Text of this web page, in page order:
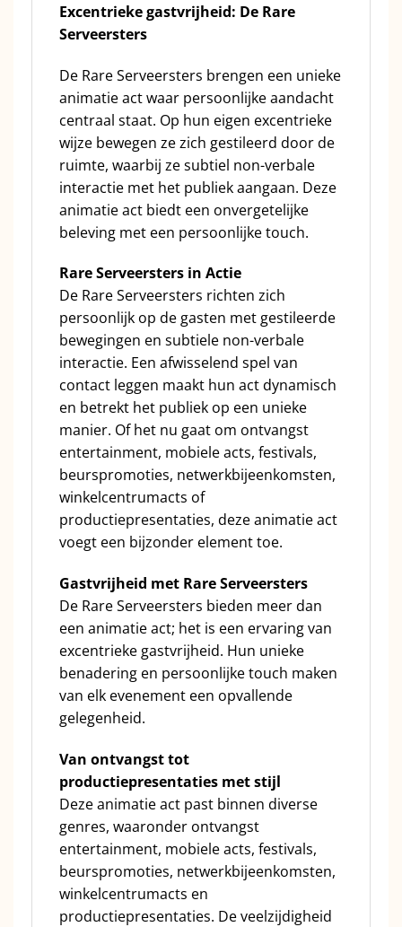
Excentrieke gastvrijheid: De Rare
Serveersters
De Rare Serveersters brengen een unieke
animatie act waar persoonlijke aandacht
centraal staat. Op hun eigen excentrieke
wijze bewegen ze zich gestileerd door de
ruimte, waarbij ze subtiel non-verbale
interactie met het publiek aangaan. Deze
animatie act biedt een onvergetelijke
beleving met een persoonlijke touch.
Rare Serveersters in Actie
De Rare Serveersters richten zich
persoonlijk op de gasten met gestileerde
bewegingen en subtiele non-verbale
interactie. Een afwisselend spel van
contact leggen maakt hun act dynamisch
en betrekt het publiek op een unieke
manier. Of het nu gaat om ontvangst
entertainment, mobiele acts, festivals,
beurspromoties, netwerkbijeenkomsten,
winkelcentrumacts of
productiepresentaties, deze animatie act
voegt een bijzonder element toe.
Gastvrijheid met Rare Serveersters
De Rare Serveersters bieden meer dan
een animatie act; het is een ervaring van
excentrieke gastvrijheid. Hun unieke
benadering en persoonlijke touch maken
van elk evenement een opvallende
gelegenheid.
Van ontvangst tot
productiepresentaties met stijl
Deze animatie act past binnen diverse
genres, waaronder ontvangst
entertainment, mobiele acts, festivals,
beurspromoties, netwerkbijeenkomsten,
winkelcentrumacts en
productiepresentaties. De veelzijdigheid